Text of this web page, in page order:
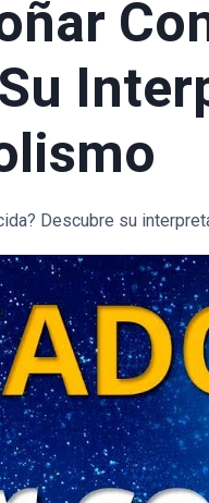
Descubre su